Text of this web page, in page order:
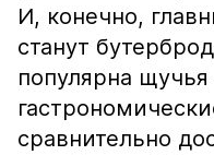
И, конечно,
станут
популярна
сравнительно